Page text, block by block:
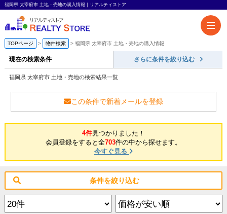
福岡県 太宰府市 土地・売地の購入情報｜リアルティストア
TOPページ 物件検索 福岡県 太宰府市 土地・売地の購入情報
現在の検索条件 さらに条件を絞り込む
福岡県 太宰府市 土地・売地の検索結果一覧
この条件で新着メールを登録
4件見つかりました！
会員登録をすると全703件の中から探せます。
今すぐ見る
条件を絞り込む